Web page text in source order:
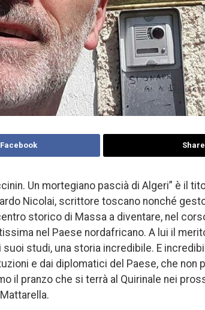
Un mortegiano pascià di Algeri” è il
Nicolai, scrittore toscano nonché
storico di Massa a diventare, nel
nel Paese nordafricano. A lui il
suoi studi, una storia incredibile. E
e dai diplomatici del Paese, che non
il pranzo che si terrà al Quirinale nei